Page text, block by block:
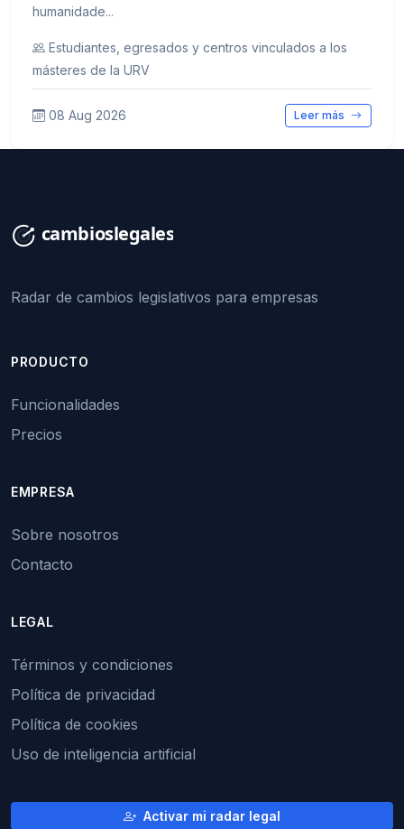
humanidade...
Estudiantes, egresados y centros vinculados a los
másteres de la URV
08 Aug 2026 Leer más
Radar de cambios legislativos para empresas
PRODUCTO
Funcionalidades
Precios
EMPRESA
Sobre nosotros
Contacto
LEGAL
Términos y condiciones
Política de privacidad
Política de cookies
Uso de inteligencia artificial
Activar mi radar legal